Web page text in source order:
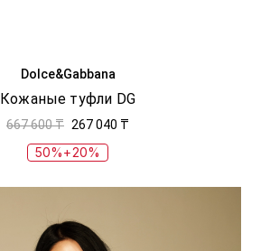
Dolce&Gabbana
Кожаные туфли DG
667 600 ₸ 267 040 ₸
50%+20%